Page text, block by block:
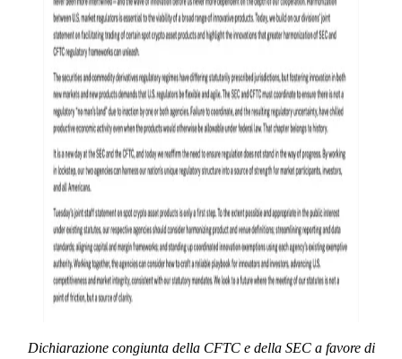
Dichiarazione congiunta della CFTC e della SEC a favore di